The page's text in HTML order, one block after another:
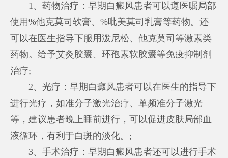
1、药物治疗：早期白癜风患者可以遵医嘱局部
使用%他克莫司软膏、%吡美莫司乳膏等药物。还
可以在医生指导下服用泼尼松、他克莫司等激素类
药物。给予艾灸胶囊、环孢素软胶囊等免疫抑制剂
治疗;
2、光疗：早期白癜风患者可以在医生的指导下
进行光疗，如准分子激光治疗、单频准分子激光
等，建议患者晚上睡前进行，可以促进皮肤局部血
液循环，有利于白斑的淡化。;
3、手术治疗：早期白癜风患者还可以进行手术